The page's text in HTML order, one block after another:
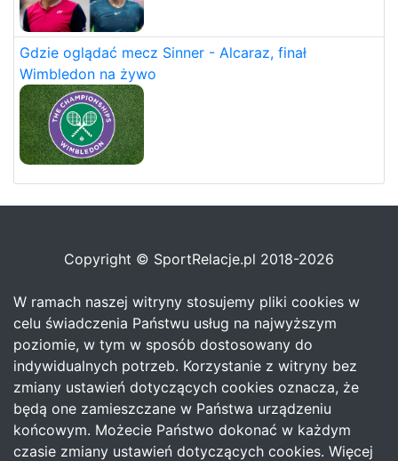
Gdzie oglądać mecz Sinner - Alcaraz, finał
Wimbledon na żywo
Copyright © SportRelacje.pl 2018-2026
W ramach naszej witryny stosujemy pliki cookies w
celu świadczenia Państwu usług na najwyższym
poziomie, w tym w sposób dostosowany do
indywidualnych potrzeb. Korzystanie z witryny bez
zmiany ustawień dotyczących cookies oznacza, że
będą one zamieszczane w Państwa urządzeniu
końcowym. Możecie Państwo dokonać w każdym
czasie zmiany ustawień dotyczących cookies. Więcej